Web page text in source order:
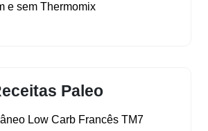
e sem Thermomix
Paleo
Low Carb Francês TM7